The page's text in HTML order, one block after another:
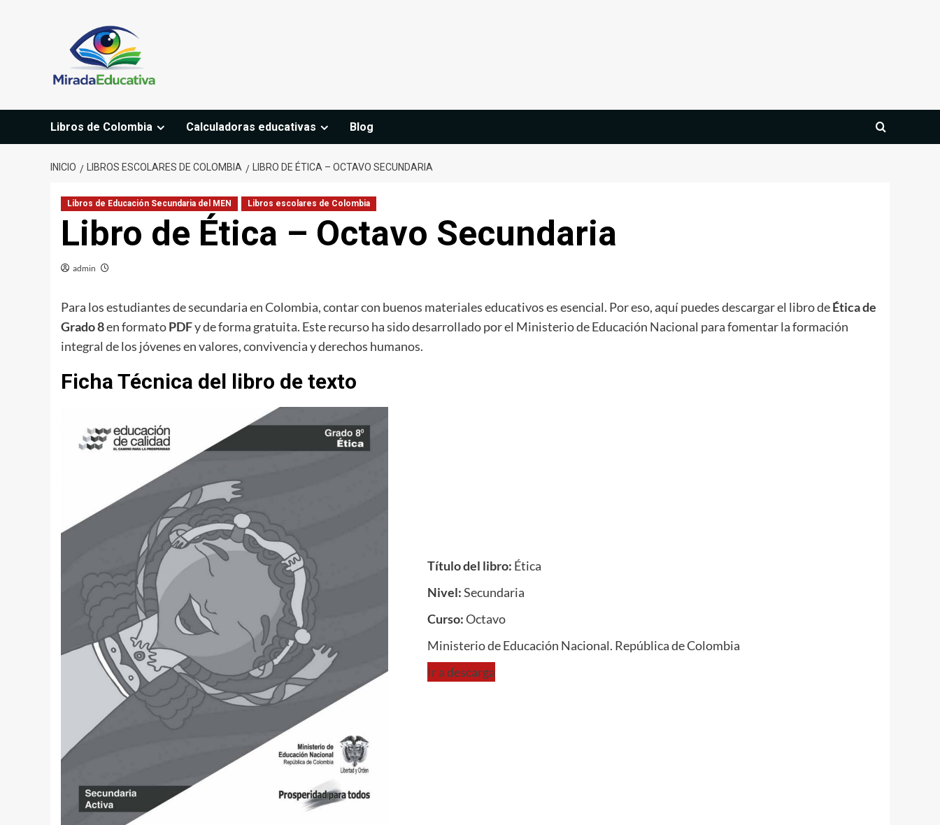
Libros de Colombia Calculadoras educativas Blog
INICIO LIBROS ESCOLARES DE COLOMBIA LIBRO DE ÉTICA – OCTAVO SECUNDARIA
Libros de Educación Secundaria del MEN Libros escolares de Colombia
Libro de Ética – Octavo Secundaria
admin
Para los estudiantes de secundaria en Colombia, contar con buenos materiales educativos es esencial. Por eso, aquí puedes descargar el libro deÉtica de
Grado 8en formatoPDFy de forma gratuita. Este recurso ha sido desarrollado por el Ministerio de Educación Nacional para fomentar la formación
integral de los jóvenes en valores, convivencia y derechos humanos.
Ficha Técnica del libro de texto
Título del libro: Ética
Nivel:Secundaria
Curso:Octavo
Ministerio de Educación Nacional. República de Colombia
Ir a descarga